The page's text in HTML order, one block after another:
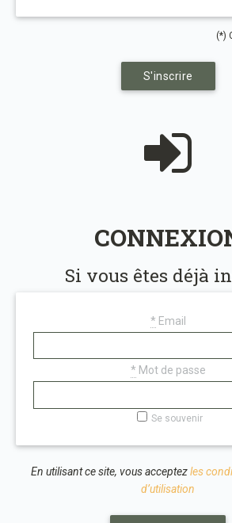
(*)
Si vous êtes déjà
* Email
* Mot de passe
Se souvenir
En utilisant ce site, vous acceptezles
d’utilisation